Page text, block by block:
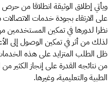
ويأتي إطلاق الوثيقة انطلاقا من حرص
على الارتقاء بجودة خدمات
نظرا لدورها في تمكين المستخدمين
لذلك من أثر في تمكين الوصول إلى
ظل الطلب المتزايد على هذه
من نتائجه القدرة على إنجاز
الطبية والتعليمية، وغيرها.